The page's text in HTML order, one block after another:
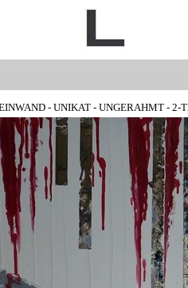
- UNIKAT - UNGERAHMT - 2-